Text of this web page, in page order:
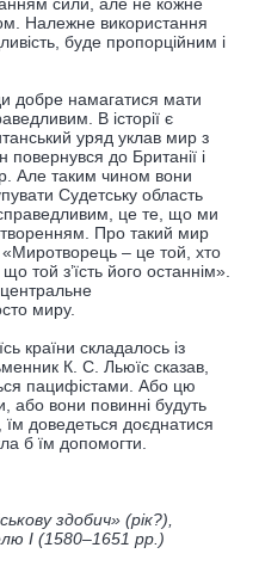
Належне використання
буде пропорційним і
добре намагатися мати
В історії є
уряд уклав мир з
до Британії і
Але таким чином вони
Судетську область
це те, що ми
Про такий мир
«Миротворець – це той, хто
той з’їсть його останнім».
миру.
країни складалось із
К. С. Льюїс сказав,
пацифістами. Або цю
або вони повинні будуть
доведеться доєднатися
б їм допомогти.
здобич» (рік?),
І (1580–1651 рр.)